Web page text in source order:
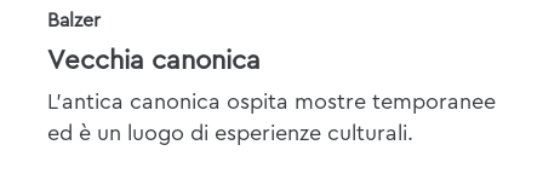
Balzer
Vecchia canonica
L'antica canonica ospita mostre temporanee
ed è un luogo di esperienze culturali.